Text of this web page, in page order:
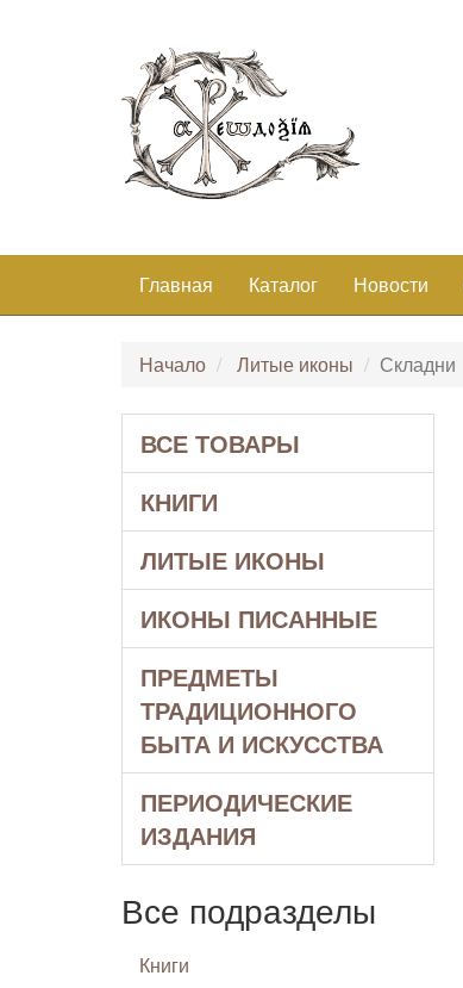
Главная Каталог Новости
Начало Литые иконы Складни
ВСЕ ТОВАРЫ
КНИГИ
ЛИТЫЕ ИКОНЫ
ИКОНЫ ПИСАННЫЕ
ПРЕДМЕТЫ
ТРАДИЦИОННОГО
БЫТА И ИСКУССТВА
ПЕРИОДИЧЕСКИЕ
ИЗДАНИЯ
Все подразделы
Книги